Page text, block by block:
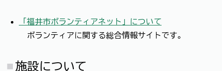
「福井市ボランティアネット」について
ボランティアに関する総合情報サイトです。
施設について